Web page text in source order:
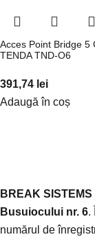
Acces Point Bridge 5
TENDA TND-O6
391,74 lei
Adaugă în coș
BREAK SISTEMS
Busuiocului nr. 6.
numărul de